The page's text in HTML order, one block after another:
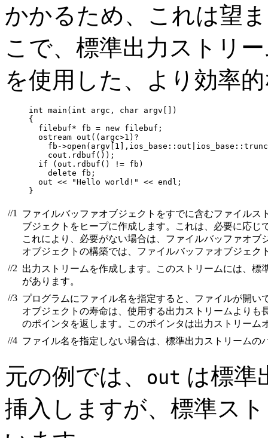
かかるため、これは望
こで、標準出力ストリ
を使用した、より効率
int main(int argc, char argv[])
{
filebuf* fb = new filebuf;
ostream out((argc>1)?
fb-
cout.rdbuf());
  if (out.rdbuf() != fb)
    delete fb;
  out << "Hello world!" << endl;
}
//1
ファイルバッファオブジェクトをすでに含むファイル
ブジェクトをヒープに作成します。これは、必要に応
これにより、必要がない場合は、ファイルバッファオ
オブジェクトの構築では、ファイルバッファオブジェ
//2 出力ストリームを作成します。このストリームには、
があります。
//3 プログラムにファイル名を指定すると、ファイルが開
オブジェクトの寿命は、使用する出力ストリームよりも
のポインタを返します。このポインタは出力ストリーム
//4 ファイル名を指定しない場合は、標準出力ストリームの
元の例では、 out は標準
挿入しますが、標準ス